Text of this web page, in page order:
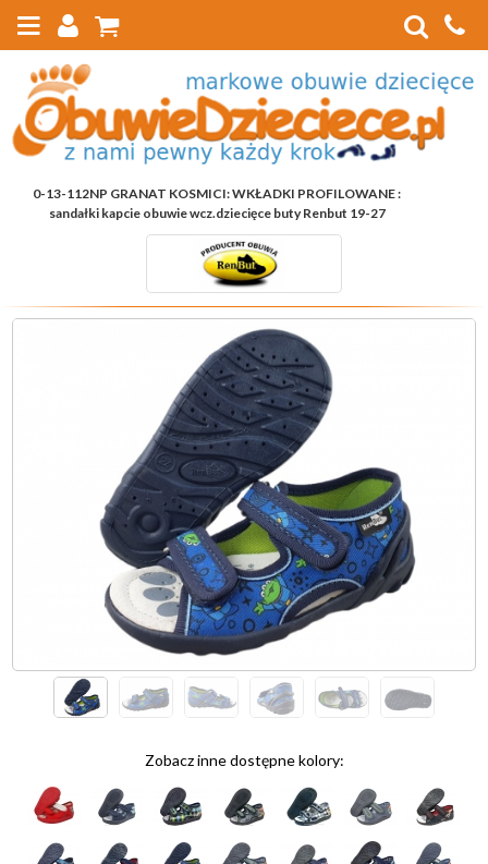
0-13-112NP GRANAT KOSMICI: WKŁADKI PROFILOWANE :
sandałki kapcie obuwie wcz.dziecięce buty Renbut 19-27
Zobacz inne dostępne kolory: